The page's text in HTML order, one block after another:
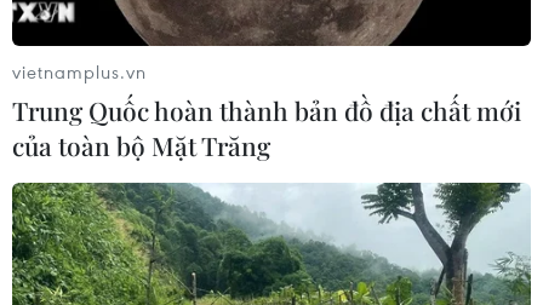
vietnamplus.vn
Trung Quốc hoàn thành bản đồ địa chất mới
của toàn bộ Mặt Trăng